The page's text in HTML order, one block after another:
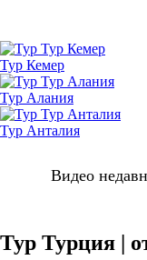
Тур Кемер
Тур Алания
Тур Анталия
Видео
Тур Турция |